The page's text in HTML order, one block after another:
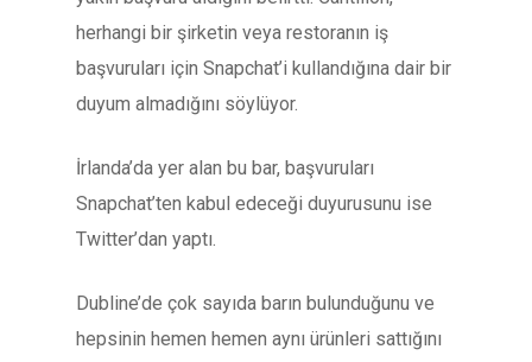
herhangi bir şirketin veya restoranın iş
başvuruları için Snapchat’i kullandığına dair bir
duyum almadığını söylüyor.
İrlanda’da yer alan bu bar, başvuruları
Snapchat’ten kabul edeceği duyurusunu ise
Twitter’dan yaptı.
Dubline’de çok sayıda barın bulunduğunu ve
hepsinin hemen hemen aynı ürünleri sattığını